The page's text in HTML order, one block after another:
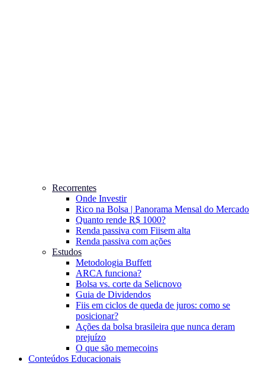
Recorrentes
Onde Investir
Rico na Bolsa | Panorama Mensal do Mercado
Quanto rende R$ 1000?
Renda passiva com Fiisem alta
Renda passiva com ações
Estudos
Metodologia Buffett
ARCA funciona?
Bolsa vs. corte da Selicnovo
Guia de Dividendos
Fiis em ciclos de queda de juros: como se
posicionar?
Ações da bolsa brasileira que nunca deram
prejuízo
O que são memecoins
Conteúdos Educacionais